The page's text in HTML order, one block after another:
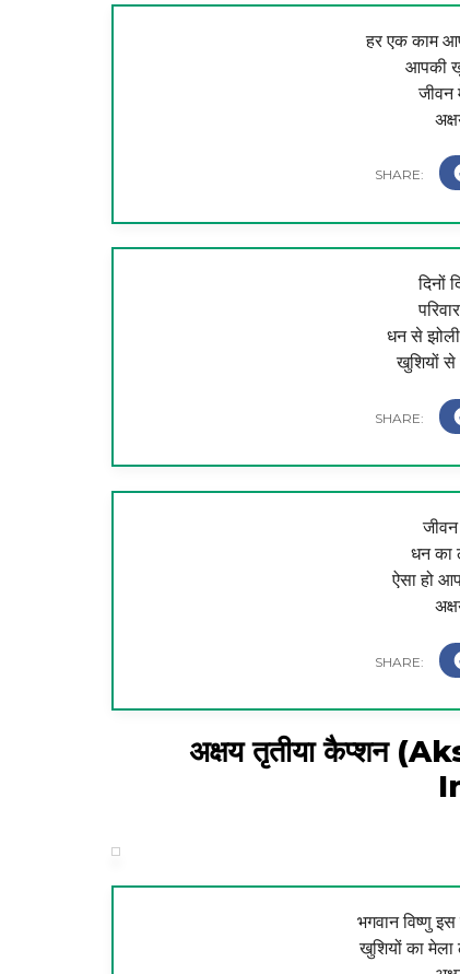
हर एक काम
आपकी
जीवन
दिनों
धन से झोली
खुशियों से
धन का
ऐसा हो
अक्षय तृतीया कैप्शन
भगवान विष्णु
खुशियों का मेला